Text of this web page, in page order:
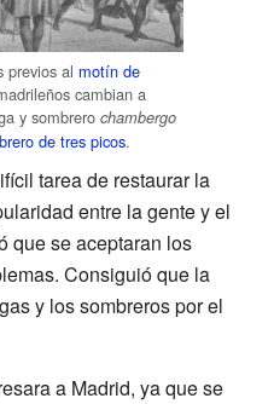
previos al motín de
cambian a
y sombrero chambergo
de tres picos.
tarea de restaurar la
entre la gente y el
que se aceptaran los
Consiguió que la
y los sombreros por el
a Madrid, ya que se